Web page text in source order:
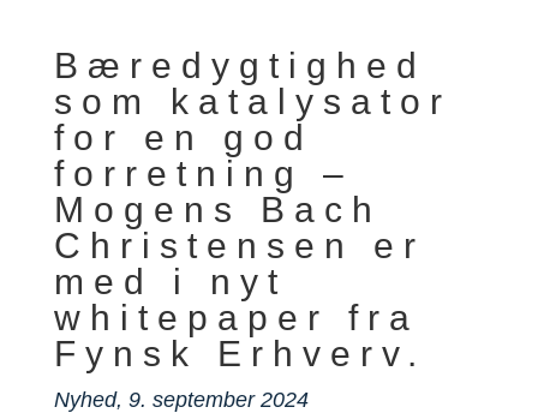
Bæredygtighed
som katalysator
for en god
forretning –
Mogens Bach
Christensen er
med i nyt
whitepaper fra
Fynsk Erhverv.
Nyhed, 9. september 2024